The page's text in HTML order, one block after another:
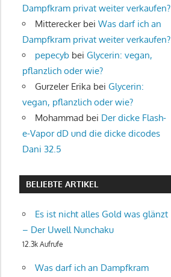
Dampfkram privat weiter verkaufen?
Mittereckerbei Was darf ich an
Dampfkram privat weiter verkaufen?
pepecybbei Glycerin: vegan,
pflanzlich oder wie?
Gurzeler Erika bei Glycerin:
vegan, pflanzlich oder wie?
Mohammad bei Der dicke Flash-
e-Vapor dD und die dicke dicodes
Dani 32.5
BELIEBTE ARTIKEL
Es ist nicht alles Gold was glänzt
– Der Uwell Nunchaku
12.3k Aufrufe
Was darf ich an Dampfkram